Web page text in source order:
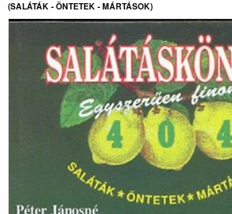
(SALÁTÁK - ÖNTETEK - MÁRTÁSOK)